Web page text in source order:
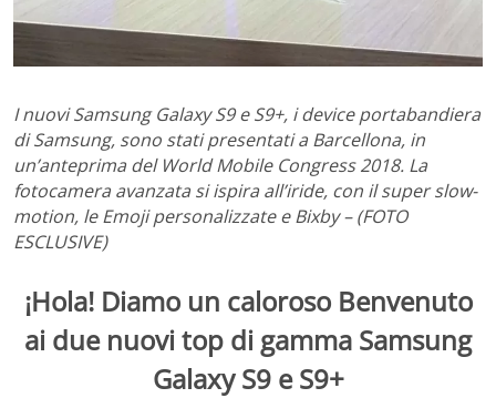
I nuovi Samsung Galaxy S9 e S9+, i device portabandiera
di Samsung, sono stati presentati a Barcellona, in
un’anteprima del World Mobile Congress 2018. La
fotocamera avanzata si ispira all’iride, con il super slow-
motion, le Emoji personalizzate e Bixby – (FOTO
ESCLUSIVE)
¡Hola! Diamo un caloroso Benvenuto
ai due nuovi top di gamma Samsung
Galaxy S9 e S9+